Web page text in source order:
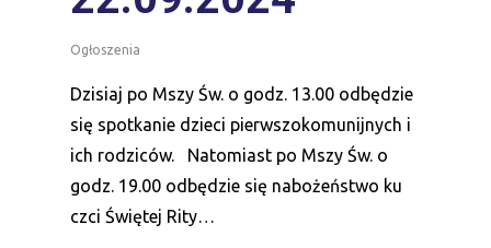
Ogłoszenia
Dzisiaj po Mszy Św. o godz. 13.00 odbędzie
się spotkanie dzieci pierwszokomunijnych i
ich rodziców. Natomiast po Mszy Św. o
godz. 19.00 odbędzie się nabożeństwo ku
czci Świętej Rity…